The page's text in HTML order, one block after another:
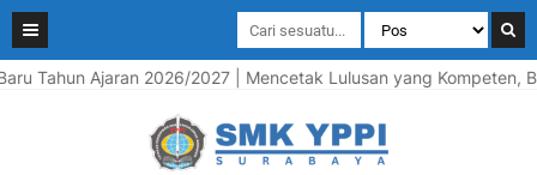
Tahun Ajaran 2026/2027 | Mencetak Lulusan yang Kompeten,